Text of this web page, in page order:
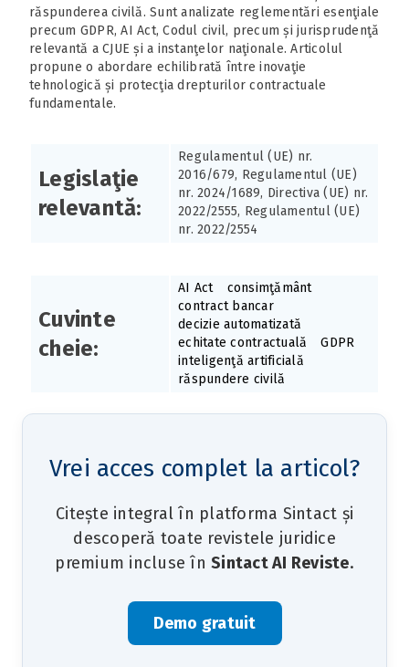
răspunderea civilă. Sunt analizate reglementări esenţiale
precum GDPR, AI Act, Codul civil, precum și jurisprudenţă
relevantă a CJUE și a instanţelor naţionale. Articolul
propune o abordare echilibrată între inovaţie
tehnologică și protecţia drepturilor contractuale
fundamentale.
Legislaţie
relevantă:
Regulamentul (UE) nr.
2016/679, Regulamentul (UE)
nr. 2024/1689, Directiva (UE) nr.
2022/2555, Regulamentul (UE)
nr. 2022/2554
Cuvinte
cheie:
AI Act
consimţământ
contract bancar
decizie automatizată
echitate contractuală
GDPR
inteligenţă artificială
răspundere civilă
Vrei acces complet la articol?
Citește integral în platforma Sintact și
descoperă toate revistele juridice
premium incluse în Sintact AI Reviste.
Demo gratuit